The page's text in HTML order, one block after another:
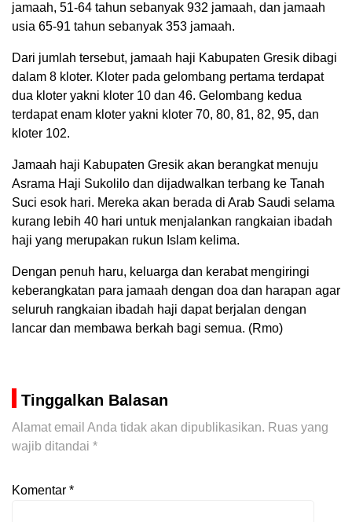
jamaah, 51-64 tahun sebanyak 932 jamaah, dan jamaah
usia 65-91 tahun sebanyak 353 jamaah.
Dari jumlah tersebut, jamaah haji Kabupaten Gresik dibagi
dalam 8 kloter. Kloter pada gelombang pertama terdapat
dua kloter yakni kloter 10 dan 46. Gelombang kedua
terdapat enam kloter yakni kloter 70, 80, 81, 82, 95, dan
kloter 102.
Jamaah haji Kabupaten Gresik akan berangkat menuju
Asrama Haji Sukolilo dan dijadwalkan terbang ke Tanah
Suci esok hari. Mereka akan berada di Arab Saudi selama
kurang lebih 40 hari untuk menjalankan rangkaian ibadah
haji yang merupakan rukun Islam kelima.
Dengan penuh haru, keluarga dan kerabat mengiringi
keberangkatan para jamaah dengan doa dan harapan agar
seluruh rangkaian ibadah haji dapat berjalan dengan
lancar dan membawa berkah bagi semua. (Rmo)
Tinggalkan Balasan
Alamat email Anda tidak akan dipublikasikan. Ruas yang
wajib ditandai *
Komentar *